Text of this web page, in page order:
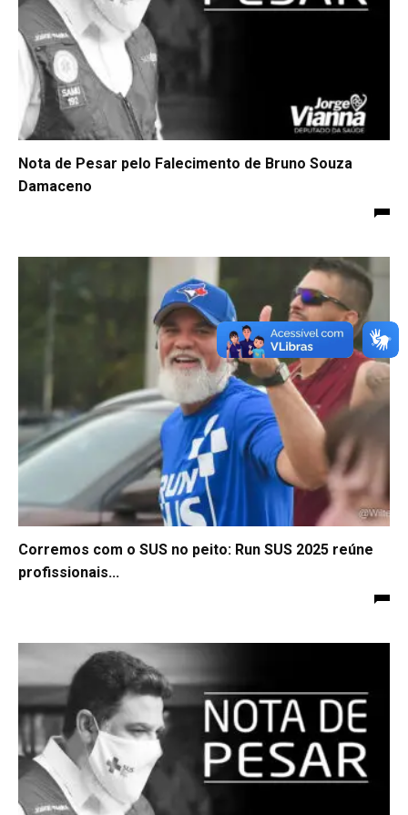
Nota de Pesar pelo Falecimento de Bruno Souza
Damaceno
Corremos com o SUS no peito: Run SUS 2025 reúne
profissionais...